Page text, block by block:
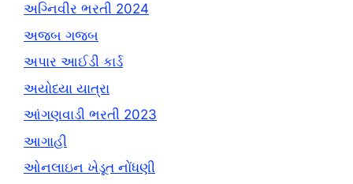
અગ્નિવીર ભરતી 2024
અજબ ગજબ
અપાર આઈડી કાર્ડ
અયોધ્યા યાત્રા
આંગણવાડી ભરતી 2023
આગાહી
ઓનલાઇન ખેડૂત નોંધણી